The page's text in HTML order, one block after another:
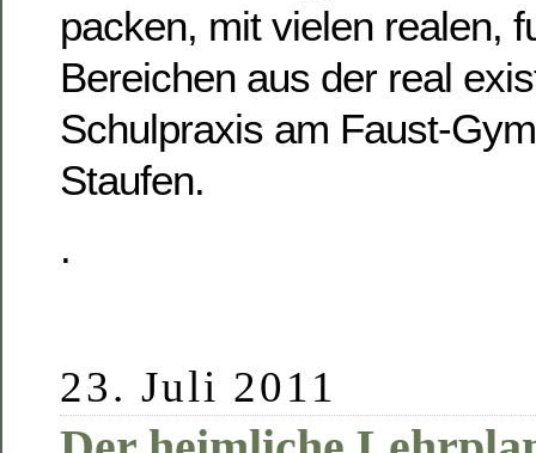
packen, mit vielen realen,
Bereichen aus der real
Schulpraxis am Faust-
Staufen.
.
23. Juli 2011